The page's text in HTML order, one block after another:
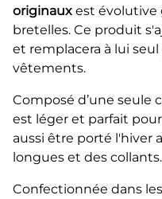
originaux est évolutive
bretelles. Ce produit
et remplacera à lui
vêtements.
Composé d’une seule
est léger et parfait
aussi être porté l'hiver
longues et des collants.
Confectionnée dans